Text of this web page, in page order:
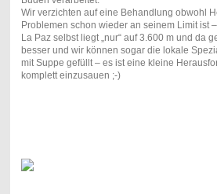
Wir verzichten auf eine Behandlung obwohl
Problemen schon wieder an seinem Limit ist
La Paz selbst liegt „nur“ auf 3.600 m und da
besser und wir können sogar die lokale
mit Suppe gefüllt – es ist eine kleine
komplett einzusauen ;-)